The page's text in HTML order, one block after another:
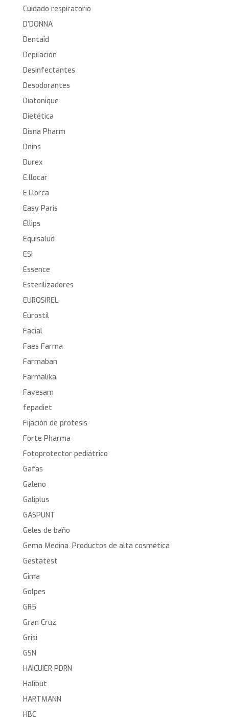
Cuidado respiratorio
D’DONNA
Dentaid
Depilación
Desinfectantes
Desodorantes
Diatonique
Dietética
Disna Pharm
Dnins
Durex
E.llocar
E.Llorca
Easy Paris
Ellips
Equisalud
ESI
Essence
Esterilizadores
EUROSIREL
Eurostil
Facial
Faes Farma
Farmaban
Farmalika
Favesam
fepadiet
Fijación de protesis
Forte Pharma
Fotoprotector pediátrico
Gafas
Galeno
Galiplus
GASPUNT
Geles de baño
Gema Medina. Productos de alta cosmética
Gestatest
Gima
Golpes
GR5
Gran Cruz
Grisi
GSN
HAICUIER PDRN
Halibut
HARTMANN
HBC